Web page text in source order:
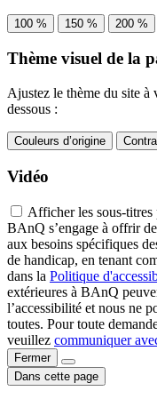
100 % 150 % 200 %
Thème visuel de la
Ajustez le thème du site à
dessous :
Couleurs d’origine
Vidéo
Afficher les sous-titres
BAnQ s’engage à offrir
aux besoins spécifiques
de handicap, en tenant
dans la Politique
extérieures à BAnQ
l’accessibilité et nous ne
toutes. Pour toute
veuillez communiquer
Fermer
Dans cette page